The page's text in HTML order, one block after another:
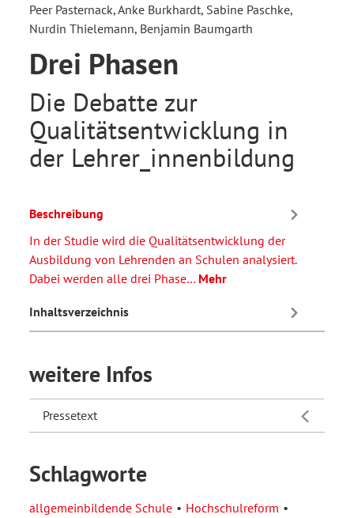
Peer Pasternack, Anke Burkhardt, Sabine Paschke,
Nurdin Thielemann, Benjamin Baumgarth
Drei Phasen
Die Debatte zur
Qualitätsentwicklung in
der Lehrer_innenbildung
Beschreibung
In der Studie wird die Qualitätsentwicklung der
Ausbildung von Lehrenden an Schulen analysiert.
Dabei werden alle drei Phase… Mehr
Inhaltsverzeichnis
weitere Infos
Pressetext
Schlagworte
allgemeinbildende Schule
Hochschulreform